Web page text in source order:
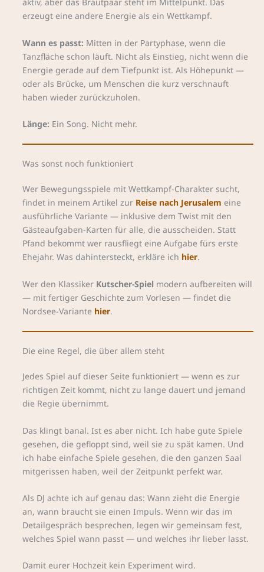
erzeugt eine andere Energie als ein Wettkampf.
Wann es passt: Mitten in der Partyphase, wenn die
Tanzfläche schon läuft. Nicht als Einstieg, nicht wenn die
Energie gerade auf dem Tiefpunkt ist. Als Höhepunkt —
oder als Brücke, um Menschen die kurz verschnauft
haben wieder zurückzuholen.
Länge: Ein Song. Nicht mehr.
Was sonst noch funktioniert
Wer Bewegungsspiele mit Wettkampf-Charakter sucht,
findet in meinem Artikel zur Reise nach Jerusalem eine
ausführliche Variante — inklusive dem Twist mit den
Gästeaufgaben-Karten für alle, die ausscheiden. Statt
Pfand bekommt wer rausfliegt eine Aufgabe fürs erste
Ehejahr. Was dahintersteckt, erkläre ich hier.
Wer den Klassiker Kutscher-Spiel modern aufbereiten will
— mit fertiger Geschichte zum Vorlesen — findet die
Nordsee-Variante hier.
Die eine Regel, die über allem steht
Jedes Spiel auf dieser Seite funktioniert — wenn es zur
richtigen Zeit kommt, nicht zu lange dauert und jemand
die Regie übernimmt.
Das klingt banal. Ist es aber nicht. Ich habe gute Spiele
gesehen, die gefloppt sind, weil sie zu spät kamen. Und
ich habe einfache Spiele gesehen, die den ganzen Saal
mitgerissen haben, weil der Zeitpunkt perfekt war.
Als DJ achte ich auf genau das: Wann zieht die Energie
an, wann braucht sie einen Impuls. Wenn wir das im
Detailgespräch besprechen, legen wir gemeinsam fest,
welches Spiel wann passt — und welches ihr lieber lasst.
Damit eurer Hochzeit kein Experiment wird.